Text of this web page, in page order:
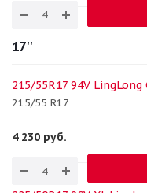
17''
215/55R17 94V
215/55 R17
4 230 руб.